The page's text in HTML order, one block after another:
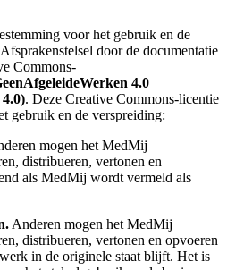
voor het gebruik en de
door de documentatie
Commons-
4.0
. Deze Creative Commons-licentie
gebruik en de verspreiding:
mogen het MedMij
distribueren, vertonen en
als MedMij wordt vermeld als
Anderen mogen het MedMij
distribueren, vertonen en opvoeren
in de originele staat blijft. Het is